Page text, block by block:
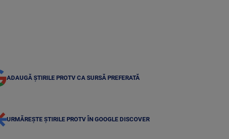
ADAUGĂ ȘTIRILE PROTV CA SURSĂ PREFERATĂ
URMĂREȘTE ȘTIRILE PROTV ÎN GOOGLE DISCOVER